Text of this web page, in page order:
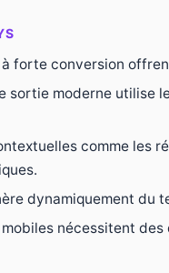
à forte conversion
sortie moderne utilise
comme les
dynamiquement du
nécessitent